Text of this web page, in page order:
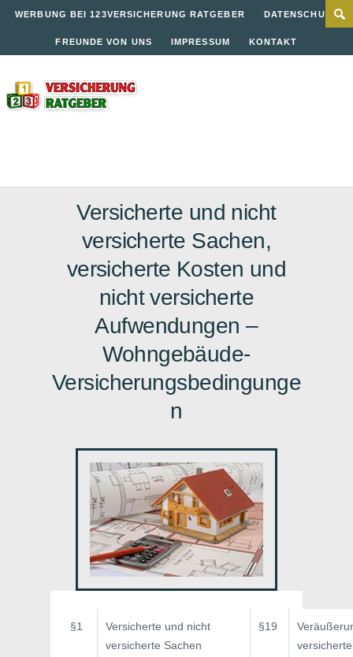
WERBUNG BEI 123VERSICHERUNG RATGEBER DATENSCHUTZ
FREUNDE VON UNS IMPRESSUM KONTAKT
Versicherte und nicht
versicherte Sachen,
versicherte Kosten und
nicht versicherte
Aufwendungen –
Wohngebäude-
Versicherungsbedingunge
n
§1
Versicherte und nicht
versicherte Sachen
§19